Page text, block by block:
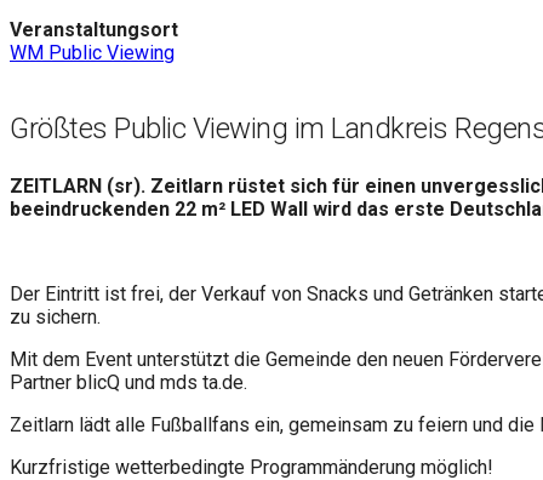
Veranstaltungsort
WM Public Viewing
Größtes Public Viewing im Landkreis
ZEITLARN (sr). Zeitlarn rüstet sich für einen
beeindruckenden 22 m² LED Wall wird das erste
Der Eintritt ist frei, der Verkauf von Snacks und Getränken
zu sichern.
Mit dem Event unterstützt die Gemeinde den neuen
Partner blicQ und mds ta.de.
Zeitlarn lädt alle Fußballfans ein, gemeinsam zu feiern und
Kurzfristige wetterbedingte Programmänderung möglich!